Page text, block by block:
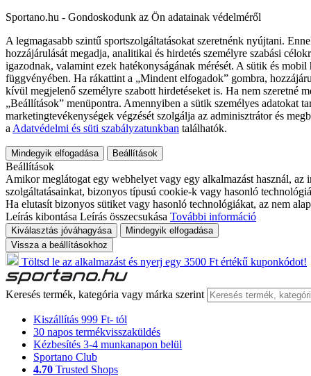
Sportano.hu - Gondoskodunk az Ön adatainak védelméről
A legmagasabb szintű sportszolgáltatásokat szeretnénk nyújtani.
hozzájárulását megadja, analitikai és hirdetés személyre szabási
igazodnak, valamint ezek hatékonyságának mérését. A sütik és
függvényében. Ha rákattint a „Mindent elfogadok” gombra,
kívül megjelenő személyre szabott hirdetéseket is. Ha nem szeretné
„Beállítások” menüpontra. Amennyiben a sütik személyes adatokat
marketingtevékenységek végzését szolgálja az adminisztrátor és
a Adatvédelmi és süti szabályzatunkban találhatók.
Mindegyik elfogadása Beállítások
Beállítások
Amikor meglátogat egy webhelyet vagy egy alkalmazást használ,
szolgáltatásainkat, bizonyos típusú cookie-k vagy hasonló
Ha elutasít bizonyos sütiket vagy hasonló technológiákat, az nem
Leírás kibontása Leírás összecsukása További információ
Kiválasztás jóváhagyása
Mindegyik elfogadása
Vissza a beállításokhoz
Töltsd le az alkalmazást és nyerj egy 3500 Ft értékű kuponkódot!
Keresés termék, kategória vagy márka szerint
Kiszállítás 999 Ft- tól
30 napos termékvisszaküldés
Kézbesítés 3-4 munkanapon belül
Sportano Club
4.70 Trusted Shops